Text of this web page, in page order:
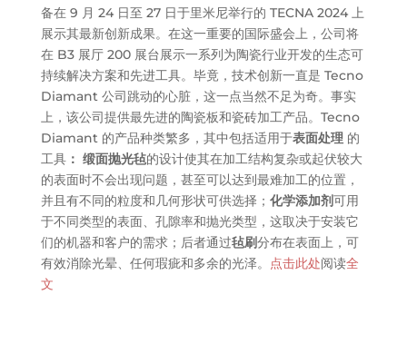
备在 9 月 24 日至 27 日于里米尼举行的 TECNA 2024 上
展示其最新创新成果。在这一重要的国际盛会上，公司将
在 B3 展厅 200 展台展示一系列为陶瓷行业开发的生态可
持续解决方案和先进工具。毕竟，技术创新一直是 Tecno
Diamant 公司跳动的心脏，这一点当然不足为奇。事实
上，该公司提供最先进的陶瓷板和瓷砖加工产品。Tecno
Diamant 的产品种类繁多，其中包括适用于表面处理 的
工具： 缎面抛光毡的设计使其在加工结构复杂或起伏较大
的表面时不会出现问题，甚至可以达到最难加工的位置，
并且有不同的粒度和几何形状可供选择； 化学添加剂可用
于不同类型的表面、孔隙率和抛光类型，这取决于安装它
们的机器和客户的需求；后者通过毡刷分布在表面上，可
有效消除光晕、任何瑕疵和多余的光泽。
点击此处阅读全
文